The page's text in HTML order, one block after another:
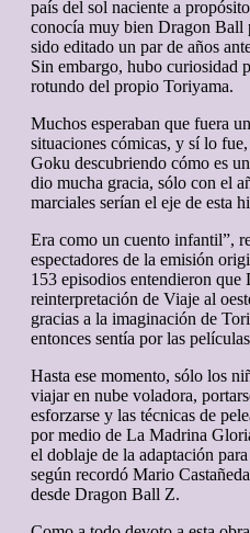
país del sol naciente a
conocía muy bien Dragon Ball
sido editado un par de años
Sin embargo, hubo curiosidad
rotundo del propio Toriyama.
Muchos esperaban que fuera
situaciones cómicas, y sí lo
Goku descubriendo cómo es
dio mucha gracia, sólo con el
marciales serían el eje de esta
Era como un cuento infantil”,
espectadores de la emisión
153 episodios entendieron
reinterpretación de Viaje al
gracias a la imaginación de
entonces sentía por las
Hasta ese momento, sólo los
viajar en nube voladora,
esforzarse y las técnicas de
por medio de La Madrina
el doblaje de la adaptación
según recordó Mario
desde Dragon Ball Z.